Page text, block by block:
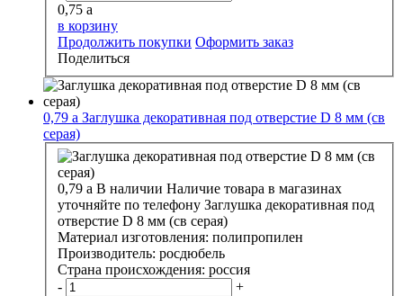
0,75 a
в корзину
Продолжить покупки Оформить заказ
Поделиться
0,79 a Заглушка декоративная под отверстие D 8 мм (св
серая)
0,79 a В наличии Наличие товара в магазинах
уточняйте по телефону Заглушка декоративная под
отверстие D 8 мм (св серая)
Материал изготовления: полипропилен
Производитель: росдюбель
Страна происхождения: россия
-
+